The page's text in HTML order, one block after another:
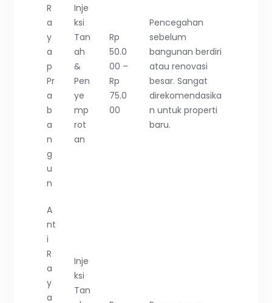
R
a
y
a
p
Pr
a
b
a
n
g
u
n
Inje
ksi
Tan
ah
&
Pen
ye
mp
rot
an
Rp
50.0
00 –
Rp
75.0
00
Pencegahan
sebelum
bangunan berdiri
atau renovasi
besar. Sangat
direkomendasika
n untuk properti
baru.
A
nt
i
R
a
y
a
Inje
ksi
Tan